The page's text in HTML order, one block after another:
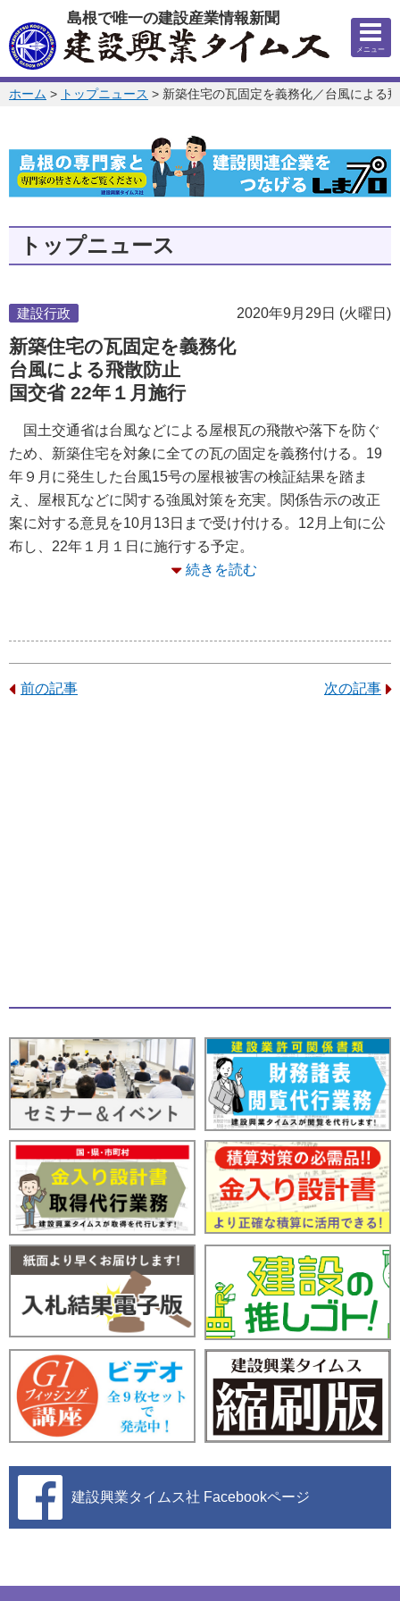
このページの本文へ
島根で唯一の建設産業情報新聞
メニュー
このページの位置:
ホーム > トップニュース > 新築住宅の瓦固定を義務化／台風による
トップニュース
2020年9月29日 (火曜日)
建設行政
新築住宅の瓦固定を義務化
台風による飛散防止
国交省 22年１月施行
国土交通省は台風などによる屋根瓦の飛散や落下を防ぐ
ため、新築住宅を対象に全ての瓦の固定を義務付ける。19
年９月に発生した台風15号の屋根被害の検証結果を踏ま
え、屋根瓦などに関する強風対策を充実。関係告示の改正
案に対する意見を10月13日まで受け付ける。12月上旬に公
布し、22年１月１日に施行する予定。
続きを読む
前の記事 次の記事
建設興業タイムス社 Facebookページ